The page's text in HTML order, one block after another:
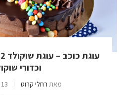
וכדורי
מאת רחלי קרוט 13 ביולי 2017